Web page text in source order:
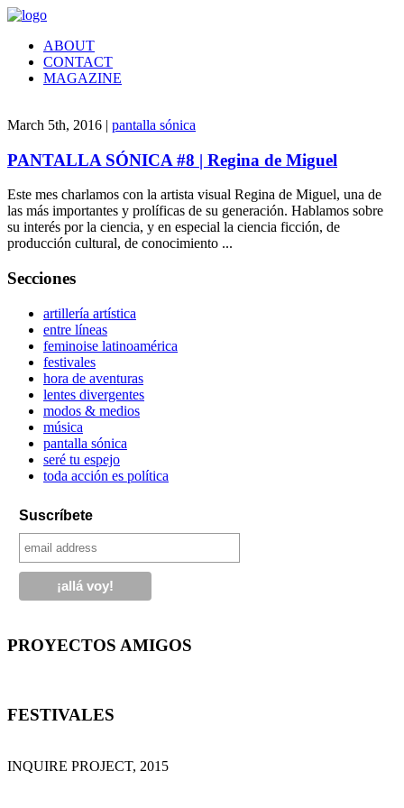
ABOUT
CONTACT
MAGAZINE
March 5th, 2016 | pantalla sónica
PANTALLA SÓNICA #8 | Regina de Miguel
Este mes charlamos con la artista visual Regina de Miguel, una de
las más importantes y prolíficas de su generación. Hablamos sobre
su interés por la ciencia, y en especial la ciencia ficción, de
producción cultural, de conocimiento ...
Secciones
artillería artística
entre líneas
feminoise latinoamérica
festivales
hora de aventuras
lentes divergentes
modos & medios
música
pantalla sónica
seré tu espejo
toda acción es política
Suscríbete
PROYECTOS AMIGOS
FESTIVALES
INQUIRE PROJECT, 2015